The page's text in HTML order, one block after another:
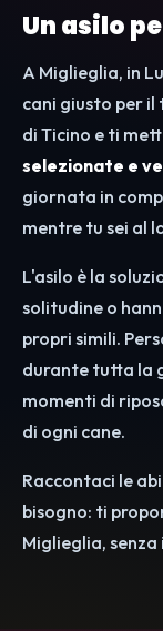
Un asilo
A Miglieglia, in
cani giusto per
di Ticino e ti
selezionate e
giornata in
mentre tu sei al
L'asilo è la
solitudine o
propri simili.
durante tutta la
momenti di
di ogni cane.
Raccontaci le
bisogno: ti
Miglieglia, senza